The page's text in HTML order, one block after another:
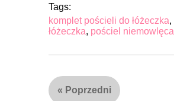
Tags:
komplet pościeli do łóżeczka,
łóżeczka, pościel niemowlęca
« Poprzedni